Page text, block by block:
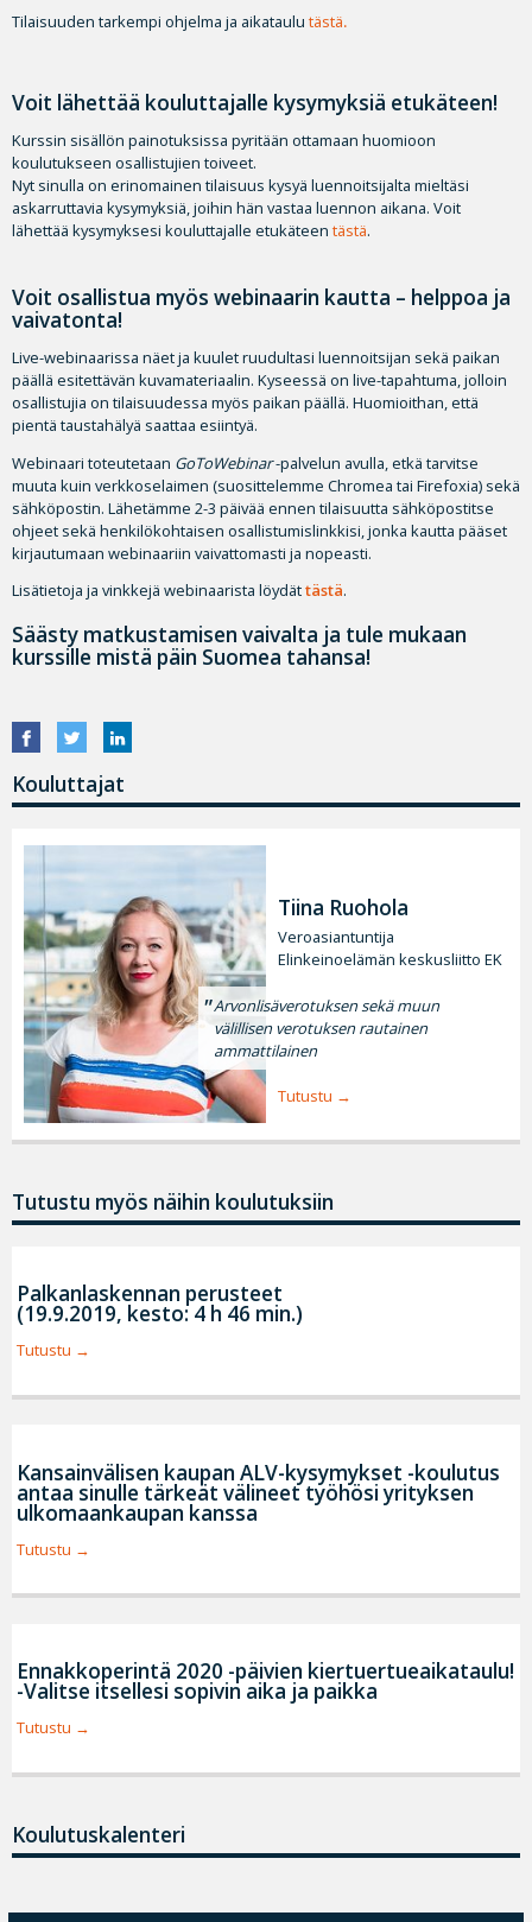
Tilaisuuden tarkempi ohjelma ja aikataulu tästä.
Voit lähettää kouluttajalle kysymyksiä etukäteen!
Kurssin sisällön painotuksissa pyritään ottamaan huomioon
koulutukseen osallistujien toiveet.
Nyt sinulla on erinomainen tilaisuus kysyä luennoitsijalta mieltäsi
askarruttavia kysymyksiä, joihin hän vastaa luennon aikana. Voit
lähettää kysymyksesi kouluttajalle etukäteen tästä.
Voit osallistua myös webinaarin kautta – helppoa ja
vaivatonta!
Live-webinaarissa näet ja kuulet ruudultasi luennoitsijan sekä paikan
päällä esitettävän kuvamateriaalin. Kyseessä on live-tapahtuma, jolloin
osallistujia on tilaisuudessa myös paikan päällä. Huomioithan, että
pientä taustahälyä saattaa esiintyä.
Webinaari toteutetaan GoToWebinar-palvelun avulla, etkä tarvitse
muuta kuin verkkoselaimen (suosittelemme Chromea tai Firefoxia) sekä
sähköpostin. Lähetämme 2-3 päivää ennen tilaisuutta sähköpostitse
ohjeet sekä henkilökohtaisen osallistumislinkkisi, jonka kautta pääset
kirjautumaan webinaariin vaivattomasti ja nopeasti.
Lisätietoja ja vinkkejä webinaarista löydättästä.
Säästy matkustamisen vaivalta ja tule mukaan
kurssille mistä päin Suomea tahansa!
Kouluttajat
Tiina Ruohola
Veroasiantuntija
Elinkeinoelämän keskusliitto EK
Arvonlisäverotuksen sekä muun
välillisen verotuksen rautainen
ammattilainen
Tutustu
Tutustu myös näihin koulutuksiin
Palkanlaskennan perusteet
(19.9.2019, kesto: 4 h 46 min.)
Tutustu
Kansainvälisen kaupan ALV-kysymykset -koulutus
antaa sinulle tärkeät välineet työhösi yrityksen
ulkomaankaupan kanssa
Tutustu
Ennakkoperintä 2020 -päivien kiertuertueaikataulu!
-Valitse itsellesi sopivin aika ja paikka
Tutustu
Koulutuskalenteri